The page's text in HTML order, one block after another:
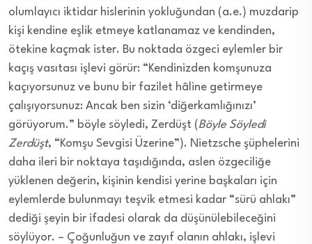
olumlayıcı iktidar hislerinin yokluğundan (a.e.) muzdarip
kişi kendine eşlik etmeye katlanamaz ve kendinden,
ötekine kaçmak ister. Bu noktada özgeci eylemler bir
kaçış vasıtası işlevi görür: “Kendinizden komşunuza
kaçıyorsunuz ve bunu bir fazilet hâline getirmeye
çalışıyorsunuz: Ancak ben sizin ‘diğerkamlığınızı’
görüyorum.” böyle söyledi, Zerdüşt (Böyle Söyledi
Zerdüşt, “Komşu Sevgisi Üzerine”). Nietzsche şüphelerini
daha ileri bir noktaya taşıdığında, aslen özgeciliğe
yüklenen değerin, kişinin kendisi yerine başkaları için
eylemlerde bulunmayı teşvik etmesi kadar “sürü ahlakı”
dediği şeyin bir ifadesi olarak da düşünülebileceğini
söylüyor. – Çoğunluğun ve zayıf olanın ahlakı, işlevi